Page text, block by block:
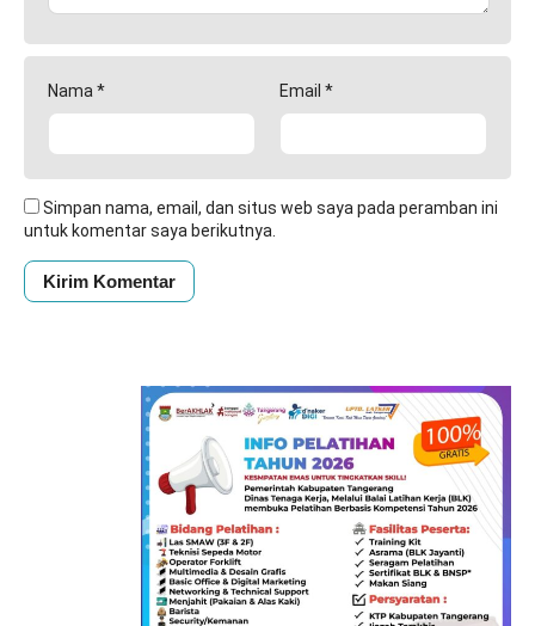
Nama * Email *
Simpan nama, email, dan situs web saya pada peramban ini
untuk komentar saya berikutnya.